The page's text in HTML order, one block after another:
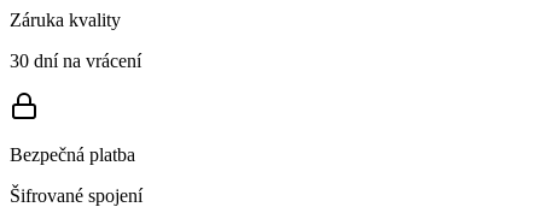
Záruka kvality
30 dní na vrácení
Bezpečná platba
Šifrované spojení